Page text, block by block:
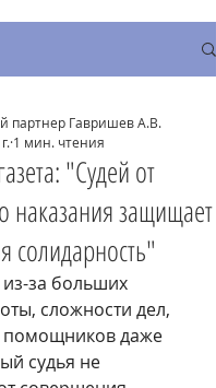
"Судей от
наказания защищает
солидарность"
партнер Гавришев А.В.
1 мин. чтения
за больших
сложности дел,
помощников даже
судья не